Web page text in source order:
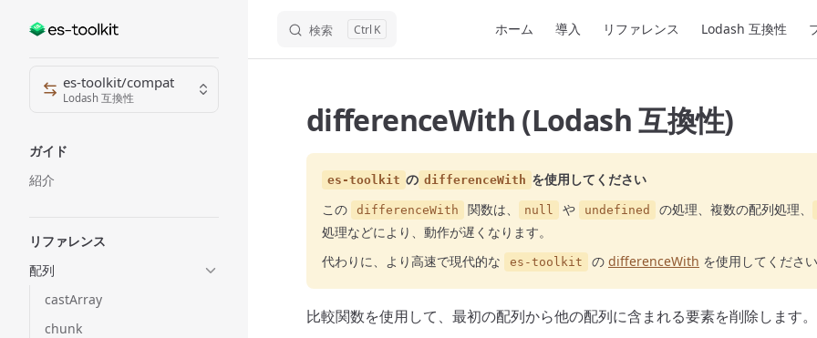
Skip to content 検索 K ホーム 導入 リファレンス Lodash 互換性
Sidebar Navigation
es-toolkit/compat
Lodash 互換性
ガイド
紹介
リファレンス
配列
castArray
chunk
differenceWith (Lodash 互換性)
es-toolkit の differenceWith を使用してください
この
differenceWith 関数は、 null や undefined の処理、複数の配列処理、
処理などにより、動作が遅くなります。
代わりに、より高速で現代的な
es-toolkit の differenceWith を使用してください
比較関数を使用して、最初の配列から他の配列に含まれる要素を削除します。